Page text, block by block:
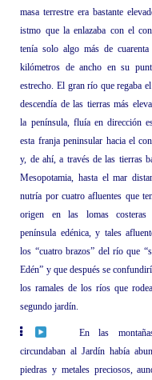
masa terrestre era bastante
istmo que la enlazaba con el
tenía solo algo más de
kilómetros de ancho en su
estrecho. El gran río que regaba
descendía de las tierras más
la península, fluía en dirección
esta franja peninsular hacia el
y, de ahí, a través de las tierras
Mesopotamia, hasta el mar
nutría por cuatro afluentes que
origen en las lomas
península edénica, y tales
los “cuatro brazos” del río que
Edén” y que después se
los ramales de los ríos que
segundo jardín.
En las
circundaban al Jardín había
piedras y metales preciosos,